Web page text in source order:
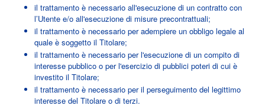
il trattamento è necessario all'esecuzione di un contratto con
l’Utente e/o all'esecuzione di misure precontrattuali;
il trattamento è necessario per adempiere un obbligo legale al
quale è soggetto il Titolare;
il trattamento è necessario per l'esecuzione di un compito di
interesse pubblico o per l'esercizio di pubblici poteri di cui è
investito il Titolare;
il trattamento è necessario per il perseguimento del legittimo
interesse del Titolare o di terzi.